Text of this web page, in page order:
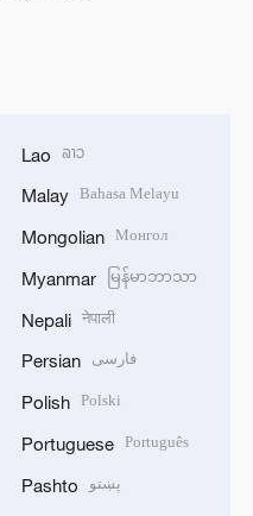
Lao ລາວ
Malay Bahasa Melayu
Mongolian Монгол
Myanmar မြန်မာဘာသာ
Nepali नेपाली
Persian فارسی
Polish Polski
Portuguese Português
Pashto پښتو